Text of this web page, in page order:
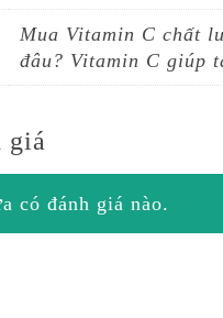
Mua Vitamin C chất
đâu? Vitamin C giúp
giá
có đánh giá nào.